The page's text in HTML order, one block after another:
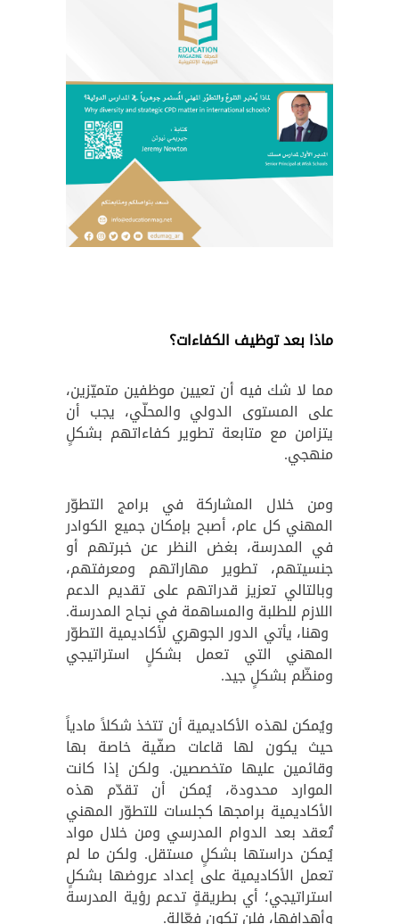
ماذا بعد توظيف الكفاءات؟
مما لا شك فيه أن تعيين موظفين متميّزين،
على المستوى الدولي والمحلّي، يجب أن
يتزامن مع متابعة تطوير كفاءاتهم بشكلٍ
منهجي.
ومن خلال المشاركة في برامج التطوّر
المهني كل عام، أصبح بإمكان جميع الكوادر
في المدرسة، بغض النظر عن خبرتهم أو
جنسيتهم، تطوير مهاراتهم ومعرفتهم،
وبالتالي تعزيز قدراتهم على تقديم الدعم
اللازم للطلبة والمساهمة في نجاح المدرسة.
وهنا، يأتي الدور الجوهري لأكاديمية التطوّر
المهني التي تعمل بشكلٍ استراتيجي
ومنظّم بشكلٍ جيد.
ويُمكن لهذه الأكاديمية أن تتخذ شكلاً مادياً
حيث يكون لها قاعات صفّية خاصة بها
وقائمين عليها متخصصين. ولكن إذا كانت
الموارد محدودة، يُمكن أن تقدّم هذه
الأكاديمية برامجها كجلسات للتطوّر المهني
تُعقد بعد الدوام المدرسي ومن خلال مواد
يُمكن دراستها بشكلٍ مستقل. ولكن ما لم
تعمل الأكاديمية على إعداد عروضها بشكلٍ
استراتيجي؛ أي بطريقةٍ تدعم رؤية المدرسة
وأهدافها، فلن تكون فعّالة.